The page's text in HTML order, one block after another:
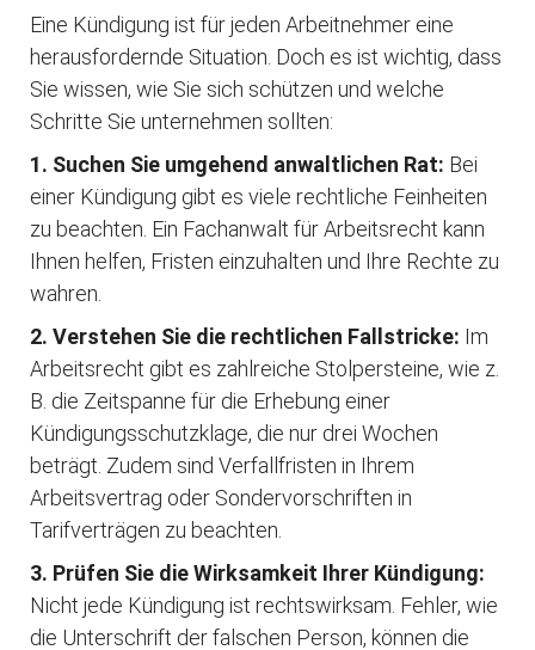
Eine Kündigung ist für jeden Arbeitnehmer eine
herausfordernde Situation. Doch es ist wichtig, dass
Sie wissen, wie Sie sich schützen und welche
Schritte Sie unternehmen sollten:
1. Suchen Sie umgehend anwaltlichen Rat: Bei
einer Kündigung gibt es viele rechtliche Feinheiten
zu beachten. Ein Fachanwalt für Arbeitsrecht kann
Ihnen helfen, Fristen einzuhalten und Ihre Rechte zu
wahren.
2. Verstehen Sie die rechtlichen Fallstricke: Im
Arbeitsrecht gibt es zahlreiche Stolpersteine, wie z.
B. die Zeitspanne für die Erhebung einer
Kündigungsschutzklage, die nur drei Wochen
beträgt. Zudem sind Verfallfristen in Ihrem
Arbeitsvertrag oder Sondervorschriften in
Tarifverträgen zu beachten.
3. Prüfen Sie die Wirksamkeit Ihrer Kündigung:
Nicht jede Kündigung ist rechtswirksam. Fehler, wie
die Unterschrift der falschen Person, können die